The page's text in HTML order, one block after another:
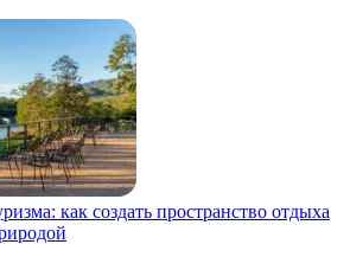
как создать пространство отдыха